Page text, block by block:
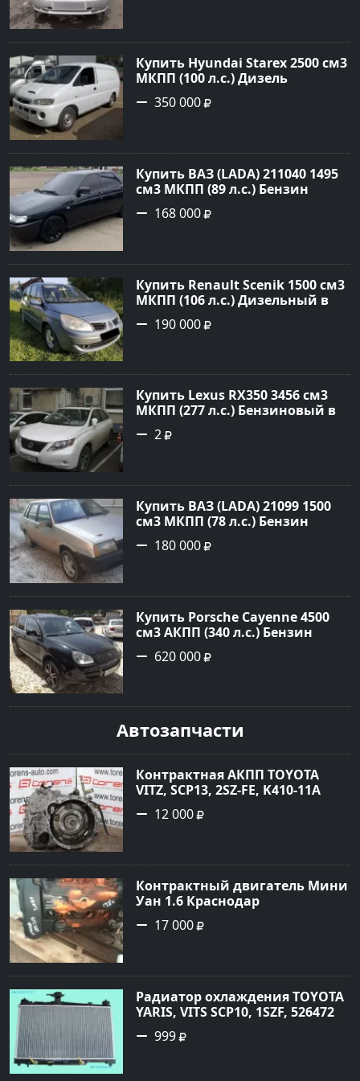
Авторынок23
Купить Hyundai Starex 2500 см3
МКПП (100 л.с.) Дизель
турбонаддув в Краснодар:
цвет белый Фургон 2014 года
Авторынок23
350 000
Купить ВАЗ (LADA) 211040 1495
см3 МКПП (89 л.с.) Бензин
инжектор в Краснодвр: цвет
Черный Седан 2007 года по
Авторынок23
168 000
Купить Renault Scenik 1500 см3
МКПП (106 л.с.) Дизельный в
Белореченск: цвет Голубой
Универсал 2007 года по цене
190 000
Купить Lexus RX350 3456 см3
МКПП (277 л.с.) Бензиновый в
Краснодар: цвет
Перламутрово-белый
№3746 на сайте Авторынок23
2
Купить ВАЗ (LADA) 21099 1500
см3 МКПП (78 л.с.) Бензин
инжектор в Гостагаевская :
цвет Серебряный Седан 2001
Авторынок23
180 000
Купить Porsche Cayenne 4500
см3 АКПП (340 л.с.) Бензин
турбонаддув в Новороссийск:
цвет черный Внедорожник
сайте Авторынок23
620 000
Автозапчасти
Контрактная АКПП TOYOTA
VITZ, SCP13, 2SZ-FE, K410-11A
Ростов
12 000
Контрактный двигатель Мини
Уан 1.6 Краснодар
17 000
Радиатор охлаждения TOYOTA
YARIS, VITS SCP10, 1SZF, 5264720
Краснодар
999